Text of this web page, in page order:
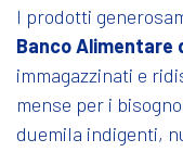
I prodotti
Banco Alimentare
immagazzinati e
mense per i
duemila indigenti,